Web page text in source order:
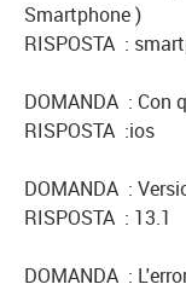
Smartphone )
RISPOSTA :
DOMANDA : Con
RISPOSTA :ios
DOMANDA :
RISPOSTA : 13.1
DOMANDA :